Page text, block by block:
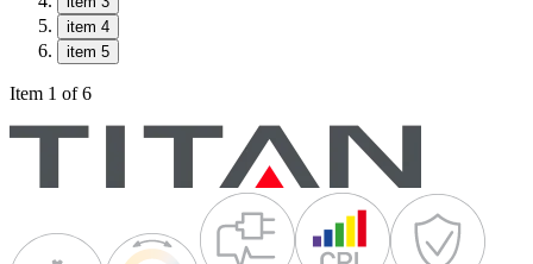
item 4
item 5
Item 1 of 6